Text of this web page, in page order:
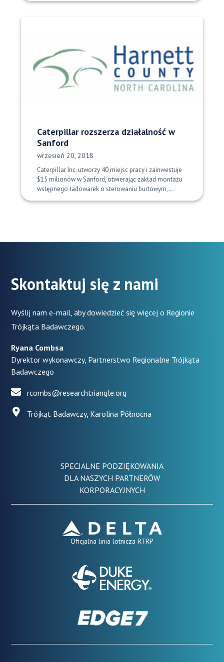
Caterpillar rozszerza działalność w
Sanford
Data opublikowania:
wrzesień 20, 2018
Caterpillar Inc. utworzy 40 miejsc pracy i zainwestuje
$15 milionów w Sanford, otwierając zakład montażu
wstępnego ładowarek o sterowaniu burtowym,…
Skontaktuj się z nami
Wyślij nam e-mail, aby dowiedzieć się więcej o Regionie
Trójkąta Badawczego.
Ryana Combsa
Dyrektor wykonawczy, Partnerstwo Regionalne Trójkąta
Badawczego
rcombs@researchtriangle.org
Trójkąt Badawczy, Karolina Północna
SPECJALNE PODZIĘKOWANIA
DLA NASZYCH PARTNERÓW
KORPORACYJNYCH
Oficjalna linia lotnicza RTRP